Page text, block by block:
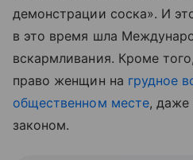
демонстрации соска». И
в это время шла
вскармливания. Кроме
право женщин на грудное
общественном месте, даже
законом.